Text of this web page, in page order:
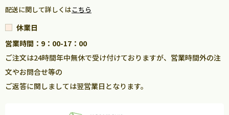
配送に関して詳しくはこちら
休業日
営業時間：9：00-17：00
ご注文は24時間年中無休で受け付けておりますが、営業時間外の注
文やお問合せ等の
ご返答に関しましては翌営業日となります。